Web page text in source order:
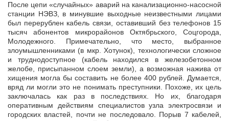
После цепи «случайных» аварий на канализационно-насосной
станции НЭВЗ, в минувшие выходные неизвестными лицами
был перерублен кабель связи, оставивший без телефонов 15
тысяч абонентов микрорайонов Октябрьского, Соцгорода,
Молодежного. Примечательно, что место, выбранное
злоумышленниками (в мкр. Хотунок), технологически сложное
и труднодоступное (кабель находился в железобетонном
желобе, присыпанном слоем земли), а возможная нажива от
хищения могла бы составить не более 400 рублей. Думается,
вряд ли могли это не понимать преступники. Похоже, их цель
заключалась как раз в последствиях. Но их, благодаря
оперативным действиям специалистов узла электросвязи и
городских властей, почти не последовало. Порыв 7 кабелей,